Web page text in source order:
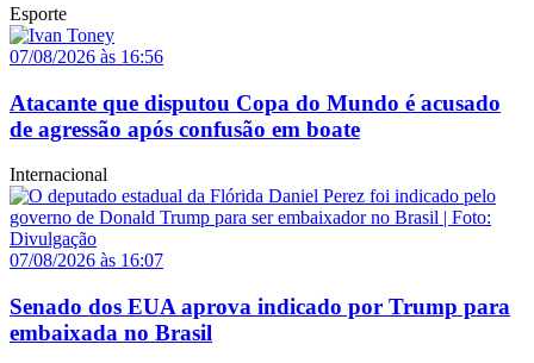
Esporte
07/08/2026 às 16:56
Atacante que disputou Copa do Mundo é acusado
de agressão após confusão em boate
Internacional
07/08/2026 às 16:07
Senado dos EUA aprova indicado por Trump para
embaixada no Brasil